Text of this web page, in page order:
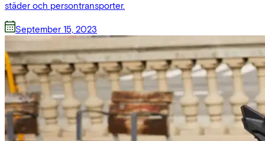
städer och persontransporter.
September 15, 2023